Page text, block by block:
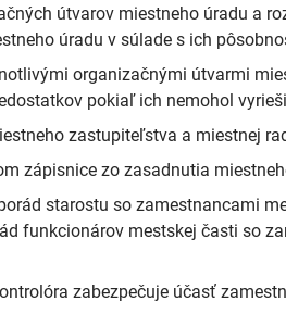
útvarov miestneho úradu a
úradu v súlade s ich
organizačnými útvarmi
pokiaľ ich nemohol
zastupiteľstva a miestnej
zápisnice zo zasadnutia
starostu so zamestnancami
funkcionárov mestskej časti so
zabezpečuje účasť